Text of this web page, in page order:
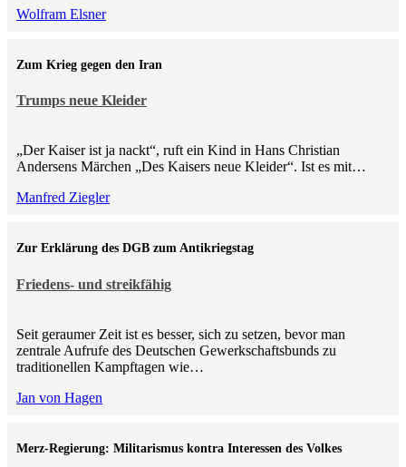
Wolfram Elsner
Trumps neue Kleider
Zum Krieg gegen den Iran
„Der Kaiser ist ja nackt“, ruft ein Kind in Hans Christian
Andersens Märchen „Des Kaisers neue Kleider“. Ist es mit…
Manfred Ziegler
Friedens- und streikfähig
Zur Erklärung des DGB zum Antikriegstag
Seit geraumer Zeit ist es besser, sich zu setzen, bevor man
zentrale Aufrufe des Deutschen Gewerkschaftsbunds zu
traditionellen Kampftagen wie…
Jan von Hagen
Merz-Regierung: Militarismus kontra Inte­ressen des Volkes